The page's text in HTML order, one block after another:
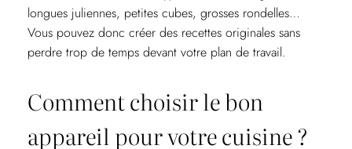
longues juliennes, petites cubes, grosses rondelles…
Vous pouvez donc créer des recettes originales sans
perdre trop de temps devant votre plan de travail.
Comment choisir le bon
appareil pour votre cuisine ?